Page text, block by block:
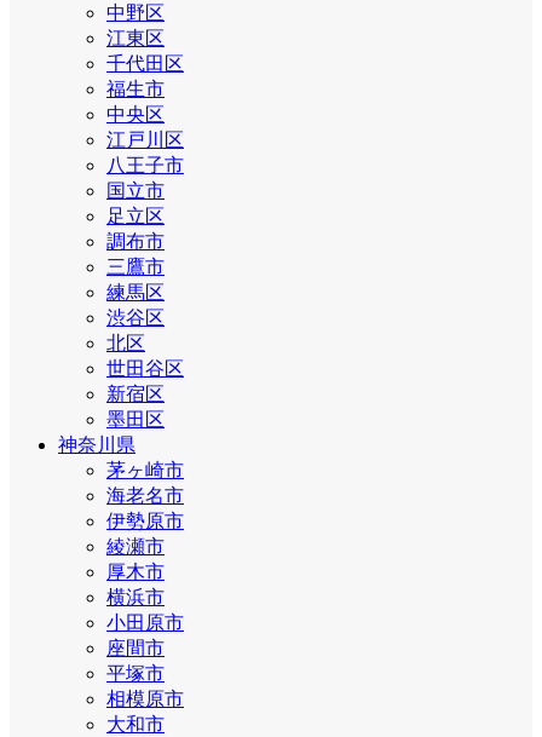
中野区
江東区
千代田区
福生市
中央区
江戸川区
八王子市
国立市
足立区
調布市
三鷹市
練馬区
渋谷区
北区
世田谷区
新宿区
墨田区
神奈川県
茅ヶ崎市
海老名市
伊勢原市
綾瀬市
厚木市
横浜市
小田原市
座間市
平塚市
相模原市
大和市